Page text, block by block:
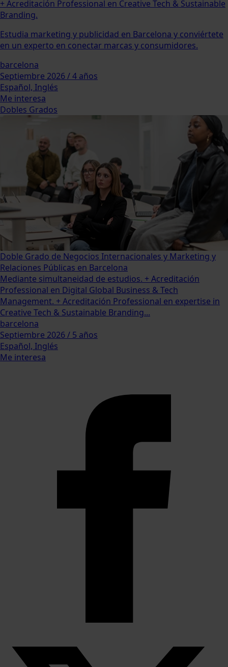
+ Acreditación Professional en Creative Tech & Sustainable
Branding.
Estudia marketing y publicidad en Barcelona y conviértete
en un experto en conectar marcas y consumidores.
barcelona
Septiembre 2026 / 4 años
Español, Inglés
Me interesa
Dobles Grados
Doble Grado de Negocios Internacionales y Marketing y
Relaciones Públicas en Barcelona
Mediante simultaneidad de estudios. + Acreditación
Professional en Digital Global Business & Tech
Management. + Acreditación Professional en expertise in
Creative Tech & Sustainable Branding...
barcelona
Septiembre 2026 / 5 años
Español, Inglés
Me interesa